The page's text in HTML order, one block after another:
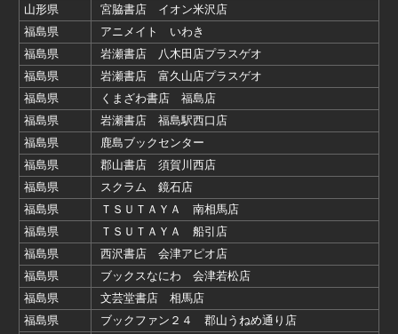
山形県
宮脇書店 イオン米沢店
福島県
アニメイト いわき
福島県
岩瀬書店 八木田店プラスゲオ
福島県
岩瀬書店 富久山店プラスゲオ
福島県
くまざわ書店 福島店
福島県
岩瀬書店 福島駅西口店
福島県
鹿島ブックセンター
福島県
郡山書店 須賀川西店
福島県
スクラム 鏡石店
福島県
ＴＳＵＴＡＹＡ 南相馬店
福島県
ＴＳＵＴＡＹＡ 船引店
福島県
西沢書店 会津アピオ店
福島県
ブックスなにわ 会津若松店
福島県
文芸堂書店 相馬店
福島県
ブックファン２４ 郡山うねめ通り店